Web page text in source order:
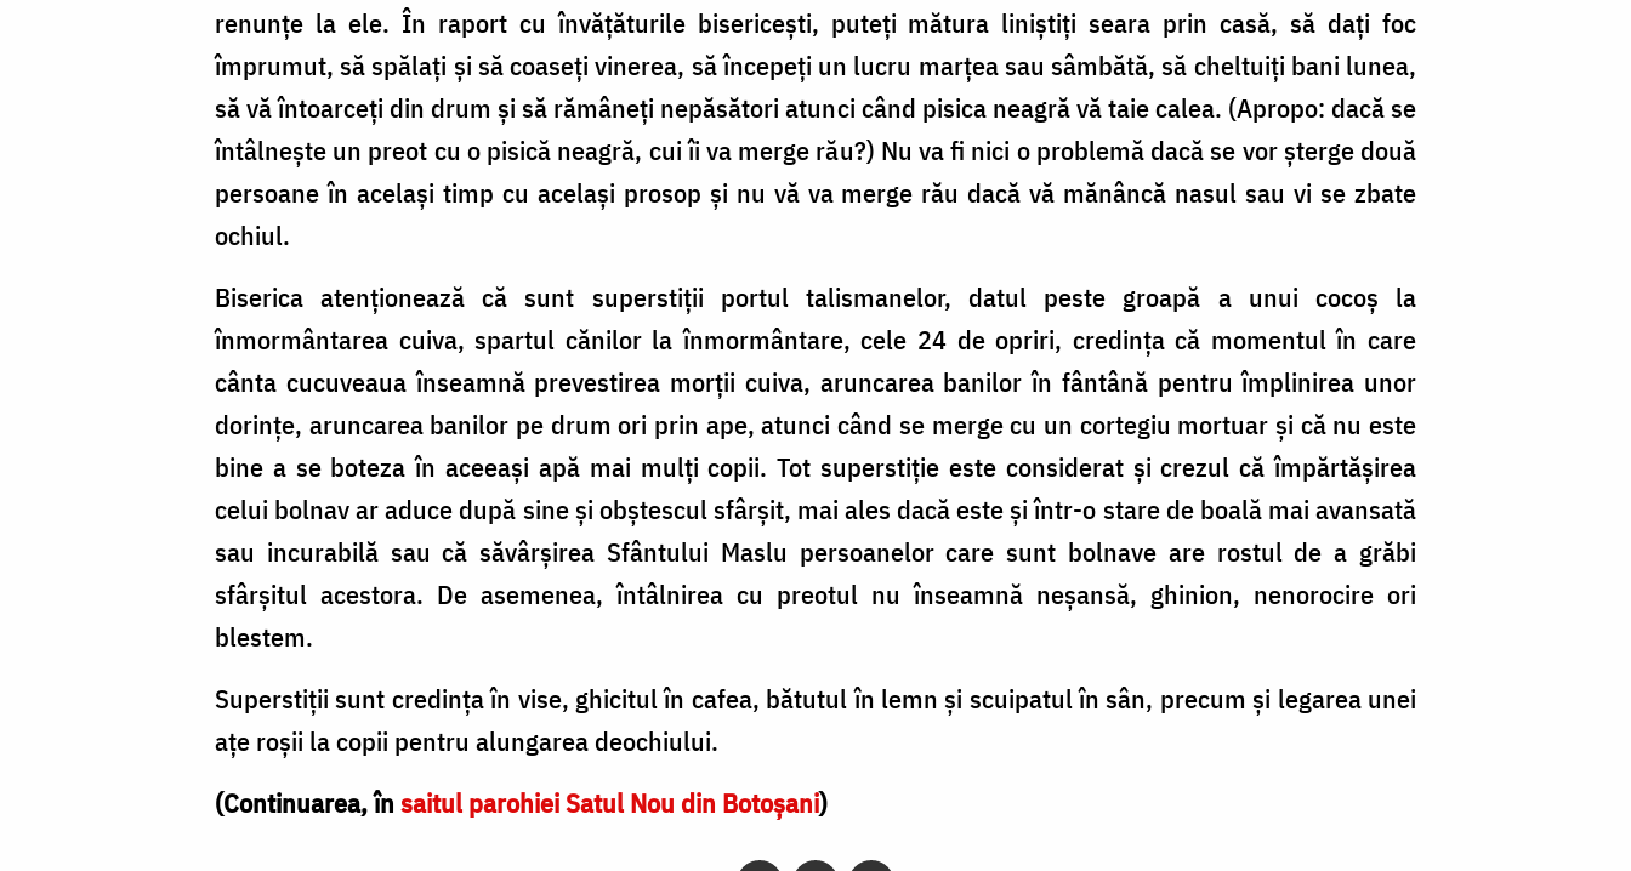
renunţe la ele. În raport cu învăţăturile bisericeşti, puteţi mătura liniştiţi seara prin casă, să daţi foc
împrumut, să spălaţi şi să coaseţi vinerea, să începeţi un lucru marţea sau sâmbătă, să cheltuiţi bani lunea,
să vă întoarceţi din drum şi să rămâneţi nepăsători atunci când pisica neagră vă taie calea. (Apropo: dacă se
întâlnește un preot cu o pisică neagră, cui îi va merge rău?) Nu va fi nici o problemă dacă se vor şterge două
persoane în acelaşi timp cu acelaşi prosop şi nu vă va merge rău dacă vă mănâncă nasul sau vi se zbate
ochiul.
Biserica atenţionează că sunt superstiţii portul talismanelor, datul peste groapă a unui cocoș la
înmormântarea cuiva, spartul cănilor la înmormântare, cele 24 de opriri, credinţa că momentul în care
cânta cucuveaua înseamnă prevestirea morţii cuiva, aruncarea banilor în fântână pentru împlinirea unor
dorinţe, aruncarea banilor pe drum ori prin ape, atunci când se merge cu un cortegiu mortuar şi că nu este
bine a se boteza în aceeaşi apă mai mulţi copii. Tot superstiţie este considerat şi crezul că împărtăşirea
celui bolnav ar aduce după sine şi obştescul sfârşit, mai ales dacă este şi într-o stare de boală mai avansată
sau incurabilă sau că săvârşirea Sfântului Maslu persoanelor care sunt bolnave are rostul de a grăbi
sfârşitul acestora. De asemenea, întâlnirea cu preotul nu înseamnă neşansă, ghinion, nenorocire ori
blestem.
Superstiţii sunt credinţa în vise, ghicitul în cafea, bătutul în lemn şi scuipatul în sân, precum şi legarea unei
aţe roşii la copii pentru alungarea deochiului.
(Continuarea, în saitul parohiei Satul Nou din Botoşani)